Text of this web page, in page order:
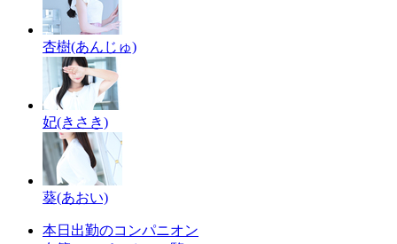
杏樹(あんじゅ)
妃(きさき)
葵(あおい)
本日出勤のコンパニオン